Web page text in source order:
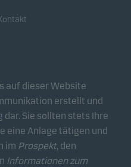
auf dieser Website
erstellt und
Sie sollten stets Ihre
eine Anlage tätigen und
im Prospekt, den
Informationen zum